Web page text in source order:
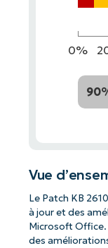
0%
Vue
Le Patch KB
à jour et des
Microsoft Office.
des